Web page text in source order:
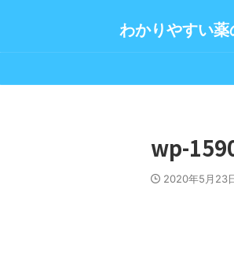
わかりやすい
wp-
2020年5月23